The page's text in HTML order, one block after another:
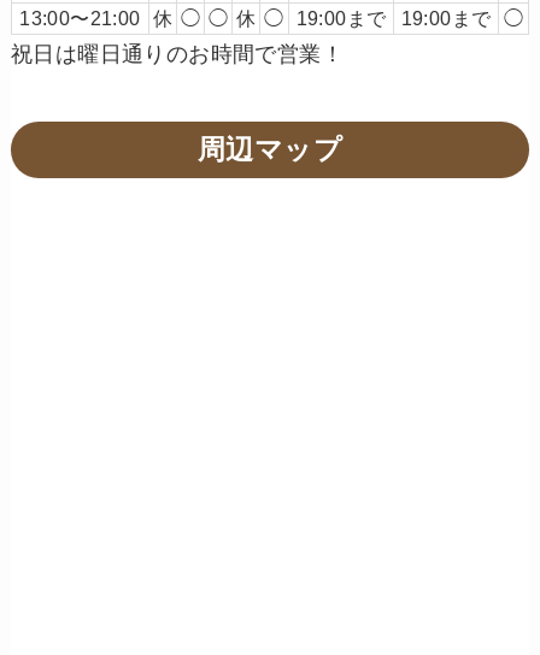
13:00〜21:00
休 ◯ ◯ 休 ◯ 19:00まで 19:00まで ◯
祝日は曜日通りのお時間で営業！
周辺マップ